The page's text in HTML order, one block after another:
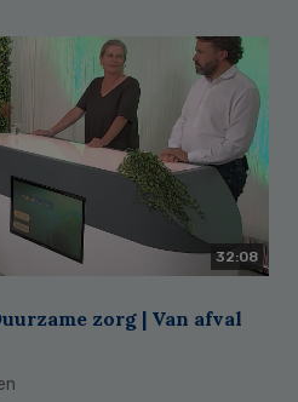
32:08
zorg | Van afval